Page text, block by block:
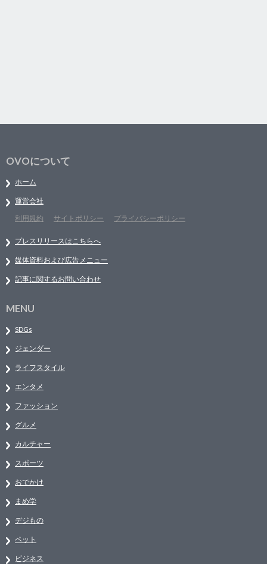
OVOについて
ホーム
運営会社
利用規約
サイトポリシー プライバシーポリシー
プレスリリースはこちらへ
媒体資料および広告メニュー
記事に関するお問い合わせ
MENU
SDGs
ジェンダー
ライフスタイル
エンタメ
ファッション
グルメ
カルチャー
スポーツ
おでかけ
まめ学
デジもの
ペット
ビジネス